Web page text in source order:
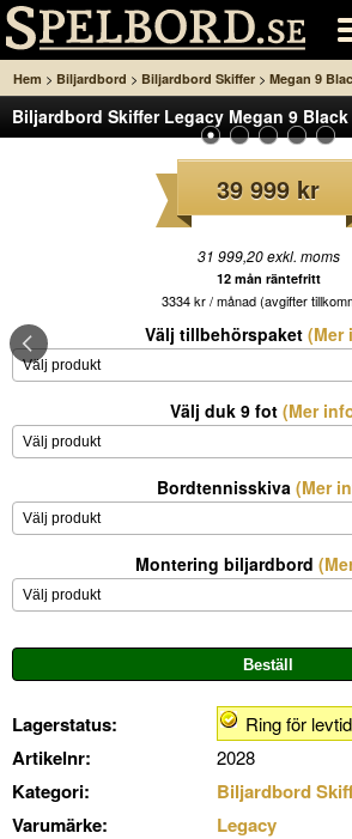
Hem > Biljardbord > Biljardbord Skiffer > Megan 9
Biljardbord Skiffer Legacy Megan 9
39 999 kr
31 999,20 exkl. moms
12 mån räntefritt
3334 kr / månad (avgifter
Välj tillbehörspaket (Mer
Välj duk 9 fot (Mer
Bordtennisskiva (Mer
Montering biljardbord
Lagerstatus: Ring för levtid
Artikelnr: 2028
Kategori:
Biljardbord
Varumärke:
Legacy